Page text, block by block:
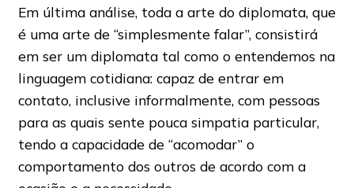
Em última análise, toda a arte do diplomata, que
é uma arte de “simplesmente falar”, consistirá
em ser um diplomata tal como o entendemos na
linguagem cotidiana: capaz de entrar em
contato, inclusive informalmente, com pessoas
para as quais sente pouca simpatia particular,
tendo a capacidade de “acomodar” o
comportamento dos outros de acordo com a